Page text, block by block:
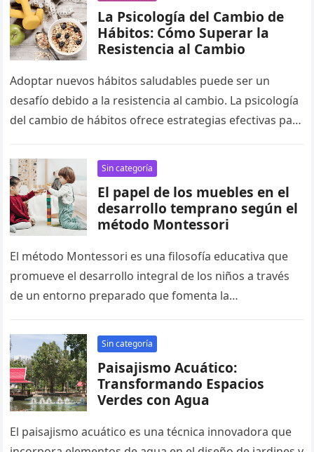
La Psicología del Cambio de
Hábitos: Cómo Superar la
Resistencia al Cambio
Adoptar nuevos hábitos saludables puede ser un
desafío debido a la resistencia al cambio. La psicología
del cambio de hábitos ofrece estrategias efectivas para
Sin categoría
El papel de los muebles en el
desarrollo temprano según el
método Montessori
El método Montessori es una filosofía educativa que
promueve el desarrollo integral de los niños a través
de un entorno preparado que fomenta la
Sin categoría
Paisajismo Acuático:
Transformando Espacios
Verdes con Agua
El paisajismo acuático es una técnica innovadora que